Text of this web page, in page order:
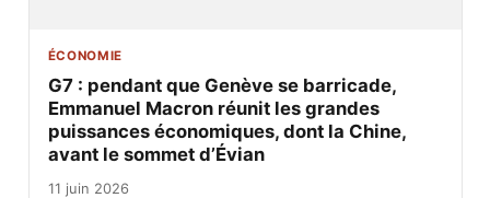
ÉCONOMIE
G7 : pendant que Genève se barricade,
Emmanuel Macron réunit les grandes
puissances économiques, dont la Chine,
avant le sommet d’Évian
11 juin 2026